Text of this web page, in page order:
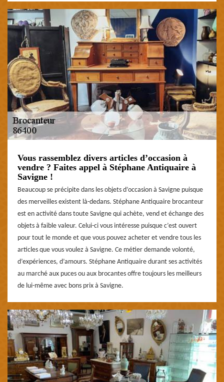
Vous rassemblez divers articles d’occasion à
vendre ? Faites appel à Stéphane Antiquaire à
Savigne !
Beaucoup se précipite dans les objets d’occasion à Savigne puisque
des merveilles existent là-dedans. Stéphane Antiquaire brocanteur
est en activité dans toute Savigne qui achète, vend et échange des
objets à faible valeur. Celui-ci vous intéresse puisque c’est ouvert
pour tout le monde et que vous pouvez acheter et vendre tous les
articles que vous voulez à Savigne. Ce métier demande volonté,
d’expériences, d’amours. Stéphane Antiquaire durant ses activités
au marché aux puces ou aux brocantes offre toujours les meilleurs
de lui-même avec bons prix à Savigne.